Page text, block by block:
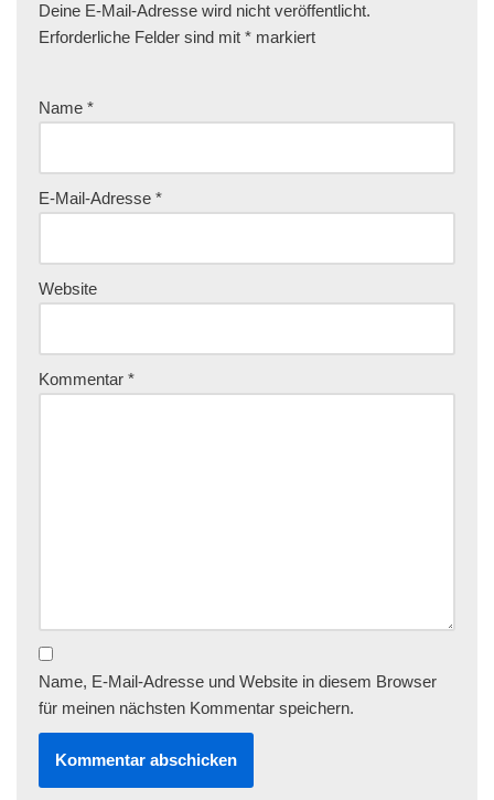
Deine E-Mail-Adresse wird nicht veröffentlicht.
Erforderliche Felder sind mit * markiert
Name *
E-Mail-Adresse *
Website
Kommentar *
Name, E-Mail-Adresse und Website in diesem Browser
für meinen nächsten Kommentar speichern.